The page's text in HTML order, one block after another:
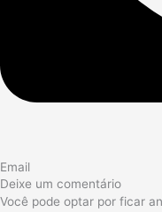
Email
Deixe um comentário
Você pode optar por ficar